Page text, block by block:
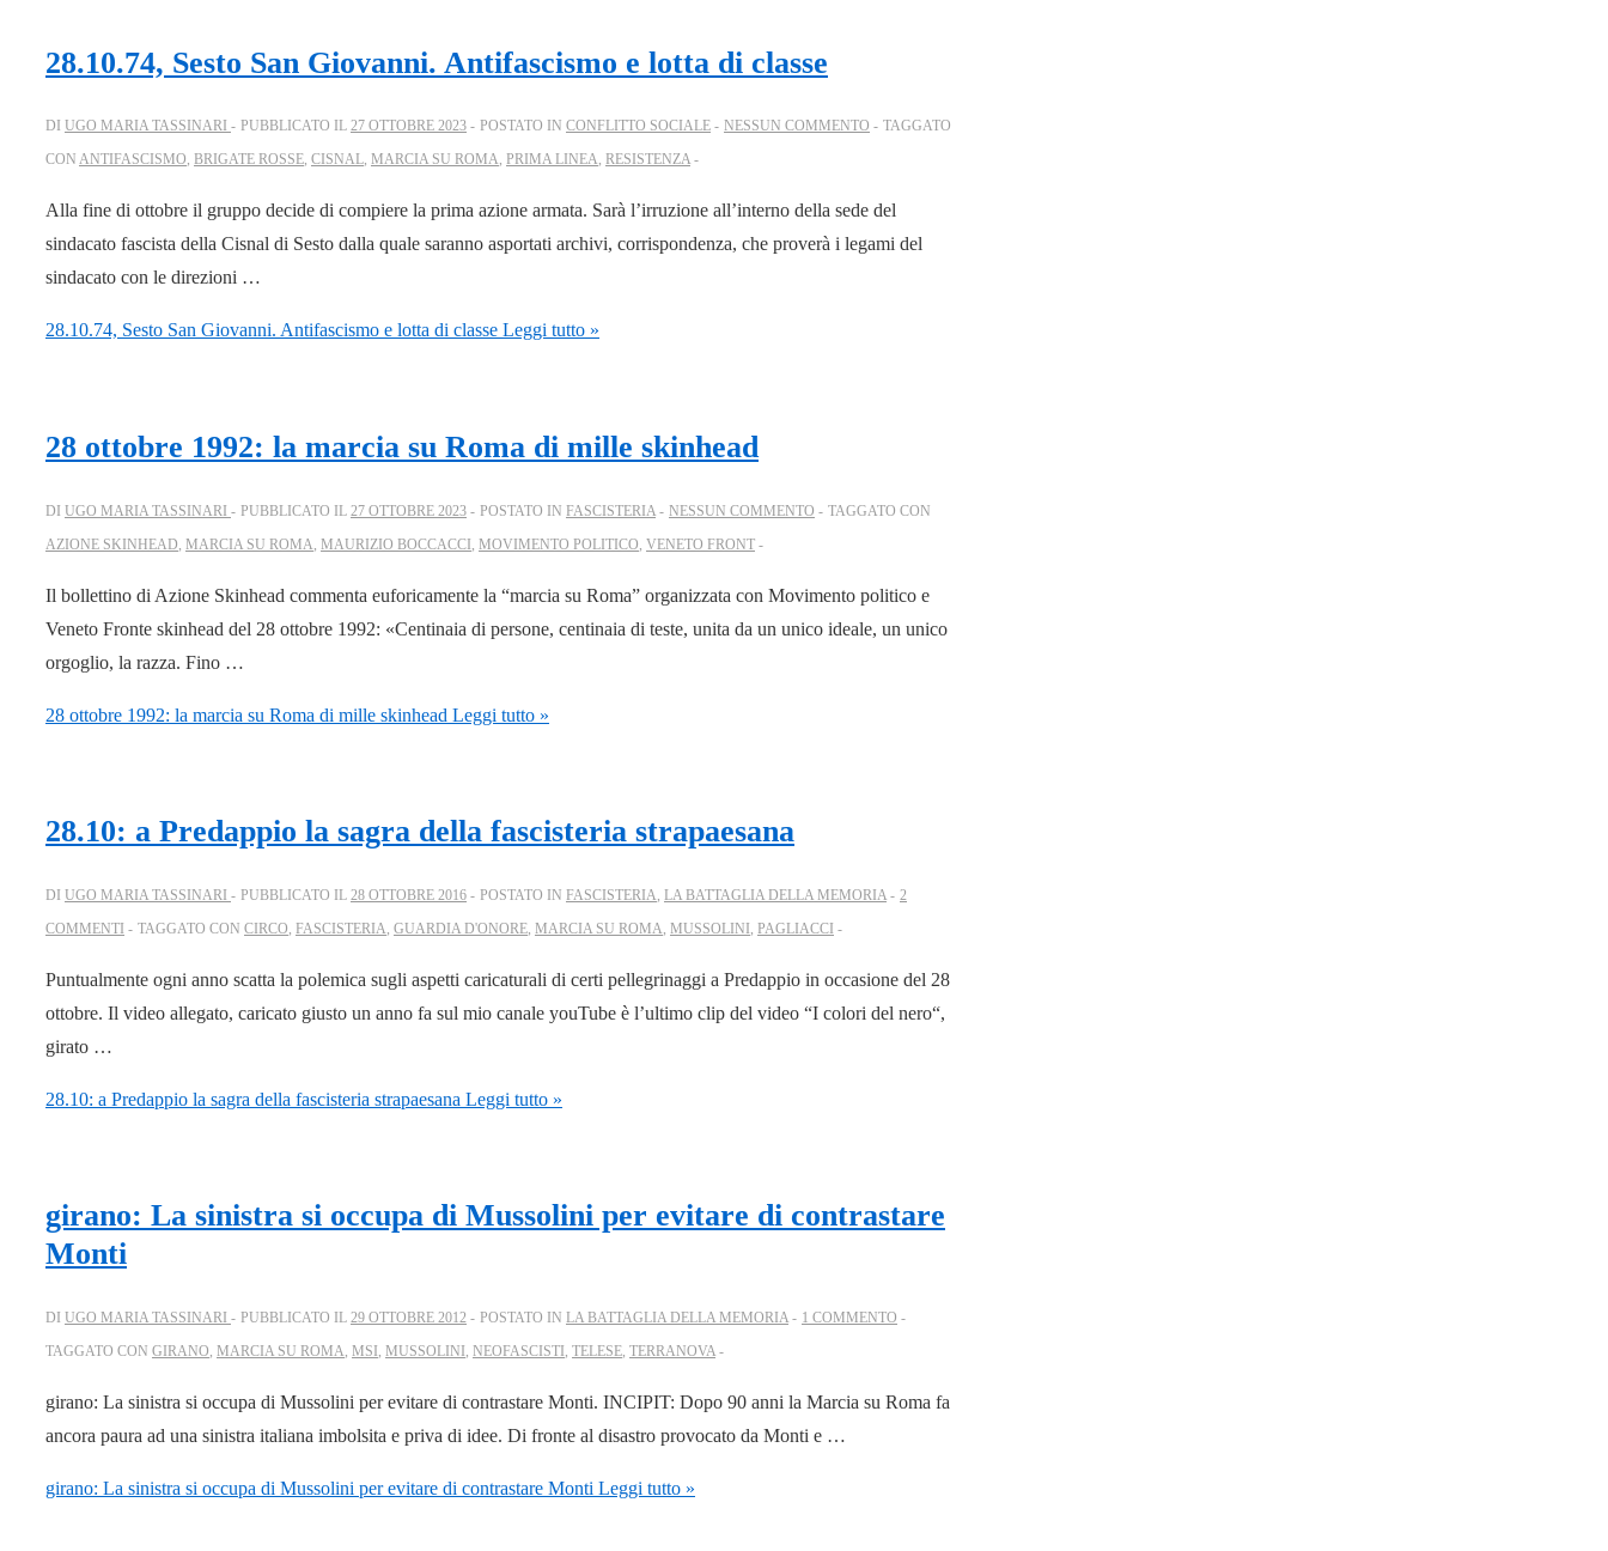
28.10.74, Sesto San Giovanni. Antifascismo e lotta di classe
DI UGO MARIA TASSINARI PUBBLICATO IL 27 OTTOBRE 2023 POSTATO IN CONFLITTO SOCIALE NESSUN COMMENTO
TAGGATO
CON ANTIFASCISMO, BRIGATE ROSSE, CISNAL, MARCIA SU ROMA, PRIMA LINEA, RESISTENZA
Alla fine di ottobre il gruppo decide di compiere la prima azione armata. Sarà l’irruzione all’interno della sede del
sindacato fascista della Cisnal di Sesto dalla quale saranno asportati archivi, corrispondenza, che proverà i legami del
sindacato con le direzioni …
28.10.74, Sesto San Giovanni. Antifascismo e lotta di classe Leggi tutto »
28 ottobre 1992: la marcia su Roma di mille skinhead
DI UGO MARIA TASSINARI PUBBLICATO IL 27 OTTOBRE 2023 POSTATO IN FASCISTERIA NESSUN COMMENTO
TAGGATO CON
AZIONE SKINHEAD MARCIA SU ROMA MAURIZIO BOCCACCI MOVIMENTO POLITICO VENETO FRONT
Il bollettino di Azione Skinhead commenta euforicamente la “marcia su Roma” organizzata con Movimento politico e
Veneto Fronte skinhead del 28 ottobre 1992: «Centinaia di persone, centinaia di teste, unita da un unico ideale, un unico
orgoglio, la razza. Fino …
28 ottobre 1992: la marcia su Roma di mille skinhead Leggi tutto »
28.10: a Predappio la sagra della fascisteria strapaesana
DI UGO MARIA TASSINARI PUBBLICATO IL 28 OTTOBRE 2016 POSTATO IN FASCISTERIA LA BATTAGLIA DELLA MEMORIA
2
COMMENTI
TAGGATO CON CIRCO FASCISTERIA GUARDIA D'ONORE MARCIA SU ROMA MUSSOLINI PAGLIACCI
Puntualmente ogni anno scatta la polemica sugli aspetti caricaturali di certi pellegrinaggi a Predappio in occasione del 28
ottobre. Il video allegato, caricato giusto un anno fa sul mio canale youTube è l’ultimo clip del video “I colori del nero“,
girato …
28.10: a Predappio la sagra della fascisteria strapaesana Leggi tutto »
girano: La sinistra si occupa di Mussolini per evitare di contrastare
Monti
DI UGO MARIA TASSINARI PUBBLICATO IL 29 OTTOBRE 2012 POSTATO IN LA BATTAGLIA DELLA MEMORIA
1 COMMENTO
TAGGATO CON GIRANO, MARCIA SU ROMA, MSI, MUSSOLINI, NEOFASCISTI, TELESE, TERRANOVA
girano: La sinistra si occupa di Mussolini per evitare di contrastare Monti. INCIPIT: Dopo 90 anni la Marcia su Roma fa
ancora paura ad una sinistra italiana imbolsita e priva di idee. Di fronte al disastro provocato da Monti e …
girano: La sinistra si occupa di Mussolini per evitare di contrastare Monti Leggi tutto »